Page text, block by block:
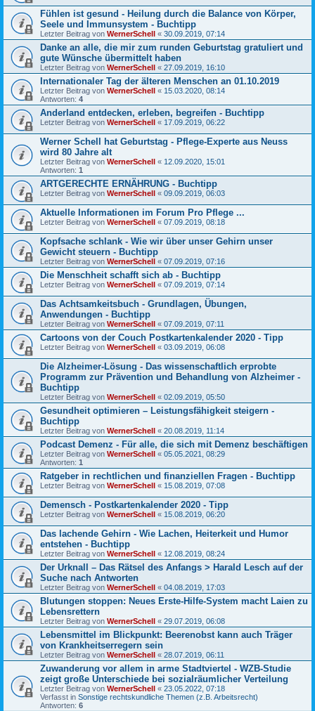
Fühlen ist gesund - Heilung durch die Balance von Körper,
Seele und Immunsystem - Buchtipp
Letzter Beitrag von WernerSchell « 30.09.2019, 07:14
Danke an alle, die mir zum runden Geburtstag gratuliert und
gute Wünsche übermittelt haben
Letzter Beitrag von WernerSchell « 27.09.2019, 16:10
Internationaler Tag der älteren Menschen an 01.10.2019
Letzter Beitrag von WernerSchell « 15.03.2020, 08:14
Antworten: 4
Anderland entdecken, erleben, begreifen - Buchtipp
Letzter Beitrag von WernerSchell « 17.09.2019, 06:22
Werner Schell hat Geburtstag - Pflege-Experte aus Neuss
wird 80 Jahre alt
Letzter Beitrag von WernerSchell « 12.09.2020, 15:01
Antworten: 1
ARTGERECHTE ERNÄHRUNG - Buchtipp
Letzter Beitrag von WernerSchell « 09.09.2019, 06:03
Aktuelle Informationen im Forum Pro Pflege ...
Letzter Beitrag von WernerSchell « 07.09.2019, 08:18
Kopfsache schlank - Wie wir über unser Gehirn unser
Gewicht steuern - Buchtipp
Letzter Beitrag von WernerSchell « 07.09.2019, 07:16
Die Menschheit schafft sich ab - Buchtipp
Letzter Beitrag von WernerSchell « 07.09.2019, 07:14
Das Achtsamkeitsbuch - Grundlagen, Übungen,
Anwendungen - Buchtipp
Letzter Beitrag von WernerSchell « 07.09.2019, 07:11
Cartoons von der Couch Postkartenkalender 2020 - Tipp
Letzter Beitrag von WernerSchell « 03.09.2019, 06:08
Die Alzheimer-Lösung - Das wissenschaftlich erprobte
Programm zur Prävention und Behandlung von Alzheimer -
Buchtipp
Letzter Beitrag von WernerSchell « 02.09.2019, 05:50
Gesundheit optimieren – Leistungsfähigkeit steigern -
Buchtipp
Letzter Beitrag von WernerSchell « 20.08.2019, 11:14
Podcast Demenz - Für alle, die sich mit Demenz beschäftigen
Letzter Beitrag von WernerSchell « 05.05.2021, 08:29
Antworten: 1
Ratgeber in rechtlichen und finanziellen Fragen - Buchtipp
Letzter Beitrag von WernerSchell « 15.08.2019, 07:08
Demensch - Postkartenkalender 2020 - Tipp
Letzter Beitrag von WernerSchell « 15.08.2019, 06:20
Das lachende Gehirn - Wie Lachen, Heiterkeit und Humor
entstehen - Buchtipp
Letzter Beitrag von WernerSchell « 12.08.2019, 08:24
Der Urknall – Das Rätsel des Anfangs > Harald Lesch auf der
Suche nach Antworten
Letzter Beitrag von WernerSchell « 04.08.2019, 17:03
Blutungen stoppen: Neues Erste-Hilfe-System macht Laien zu
Lebensrettern
Letzter Beitrag von WernerSchell « 29.07.2019, 06:08
Lebensmittel im Blickpunkt: Beerenobst kann auch Träger
von Krankheitserregern sein
Letzter Beitrag von WernerSchell « 28.07.2019, 06:11
Zuwanderung vor allem in arme Stadtviertel - WZB-Studie
zeigt große Unterschiede bei sozialräumlicher Verteilung
Letzter Beitrag von WernerSchell « 23.05.2022, 07:18
Verfasst in Sonstige rechtskundliche Themen (z.B. Arbeitsrecht)
Antworten: 6